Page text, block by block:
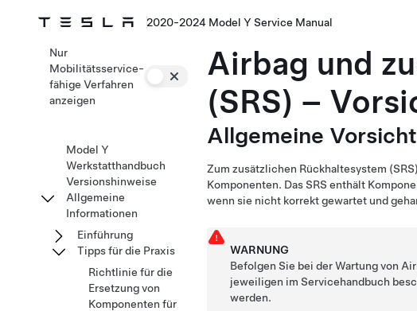
2020-2024 Model Y Service Manual
Airbag und
(SRS) –
Allgemeine
Zum zusätzlichen Rückhaltesystem
Komponenten. Das SRS enthält
wenn sie nicht korrekt gewartet und
WARNUNG
Befolgen Sie bei der Wartung von
jeweiligen im Servicehandbuch
werden.
Nur
Mobilitätsservice-
fähige Verfahren
anzeigen
Model Y
Werkstatthandbuch
Versionshinweise
Allgemeine
Informationen
Einführung
Tipps für die Praxis
Richtlinie für die
Ersetzung von
Komponenten für